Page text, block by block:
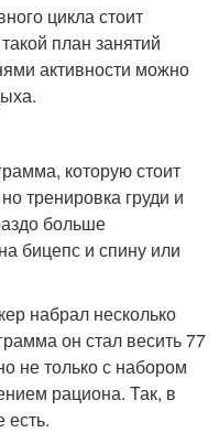
цикла стоит
план занятий
активности можно
которую стоит
тренировка груди и
больше
бицепс и спину или
набрал несколько
он стал весить 77
не только с набором
рациона. Так, в
есть.